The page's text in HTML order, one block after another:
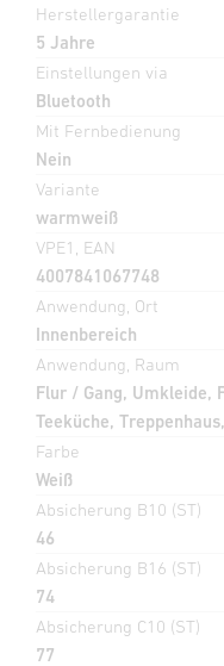
Herstellergarantie
5 Jahre
Einstellungen via
Bluetooth
Mit Fernbedienung
Nein
Variante
warmweiß
VPE1, EAN
4007841067748
Anwendung, Ort
Innenbereich
Anwendung, Raum
Flur / Gang, Umkleide,
Teeküche,
Farbe
Weiß
Absicherung B10 (ST)
46
Absicherung B16 (ST)
74
Absicherung C10 (ST)
77